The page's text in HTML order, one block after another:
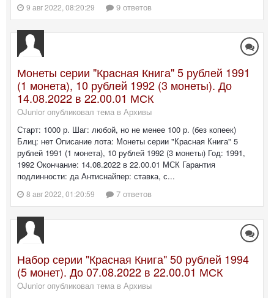
9 авг 2022, 08:20:29 9 ответов
Монеты серии "Красная Книга" 5 рублей 1991
(1 монета), 10 рублей 1992 (3 монеты). До
14.08.2022 в 22.00.01 МСК
OJunior опубликовал тема в Архивы
Старт: 1000 р. Шаг: любой, но не менее 100 р. (без копеек)
Блиц: нет Описание лота: Монеты серии "Красная Книга" 5
рублей 1991 (1 монета), 10 рублей 1992 (3 монеты) Год: 1991,
1992 Окончание: 14.08.2022 в 22.00.01 МСК Гарантия
подлинности: да Антиснайпер: ставка, с...
8 авг 2022, 01:20:59 7 ответов
Набор серии "Красная Книга" 50 рублей 1994
(5 монет). До 07.08.2022 в 22.00.01 МСК
OJunior опубликовал тема в Архивы